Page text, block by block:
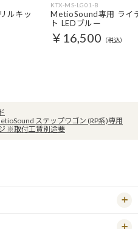
ルキッ
KTX-MS-LG01-B
MetioSound専用 ライ
ト LEDブルー
￥16,500 （税込）
ステップワゴン (RP系)専用
※取付工賃別途要